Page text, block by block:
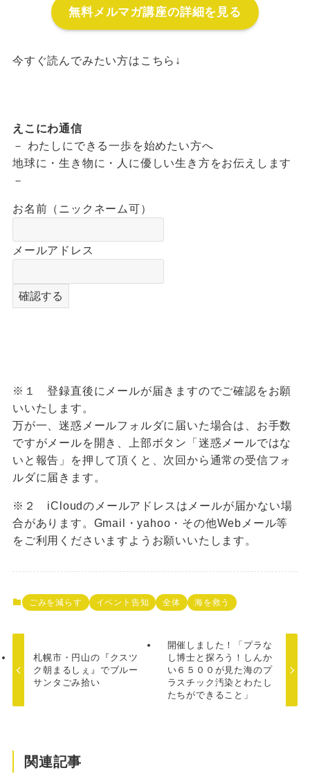
無料メルマガ講座の詳細を見る
今すぐ読んでみたい方はこちら↓
えこにわ通信
－ わたしにできる一歩を始めたい方へ
地球に・生き物に・人に優しい生き方をお伝えします
－
お名前（ニックネーム可）
メールアドレス
※１ 登録直後にメールが届きますのでご確認をお願
いいたします。
万が一、迷惑メールフォルダに届いた場合は、お手数
ですがメールを開き、上部ボタン「迷惑メールではな
いと報告」を押して頂くと、次回から通常の受信フォ
ルダに届きます。
※２ iCloudのメールアドレスはメールが届かない場
合があります。Gmail・yahoo・その他Webメール等
をご利用くださいますようお願いいたします。
ごみを減らす イベント告知 全体 海を救う
札幌市・円山の『クスツ
ク朝まるしぇ』でブルー
サンタごみ拾い
開催しました！「プラな
し博士と探ろう！しんか
い６５００が見た海のプ
ラスチック汚染とわたし
たちができること」
関連記事